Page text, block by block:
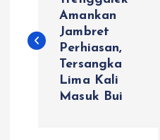
v
Amankan
Jambret
Perhiasan,
Tersangka
Lima Kali
Masuk Bui